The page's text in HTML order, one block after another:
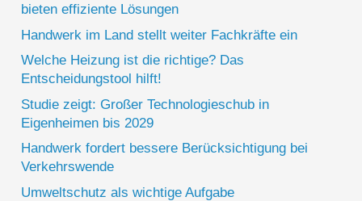
bieten effiziente Lösungen
Handwerk im Land stellt weiter Fachkräfte ein
Welche Heizung ist die richtige? Das
Entscheidungstool hilft!
Studie zeigt: Großer Technologieschub in
Eigenheimen bis 2029
Handwerk fordert bessere Berücksichtigung bei
Verkehrswende
Umweltschutz als wichtige Aufgabe